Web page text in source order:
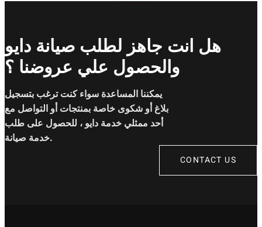
هل انت جاهز لطلب صيانة دايو
والحصول علي عروضنا ؟
يمكننا المساعدة سواء كنت ترغب بتسجيل
بلاغ أو شكوى خاصة بمنتجات أو التواصل مع
أحد ممثلي خدمة دايو ، للحصول على طلب
خدمة صيانة.
CONTACT US